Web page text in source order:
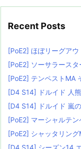
Recent Posts
[PoE2] ほぼリーグア
[PoE2] ソーサラースタ
[PoE2] テンペストMA
[D4 S14] ドルイド 人
[D4 S14] ドルイド 嵐
[PoE2] マーシャルテ
[PoE2] シャッタリン
[D4 S14] シーズン14